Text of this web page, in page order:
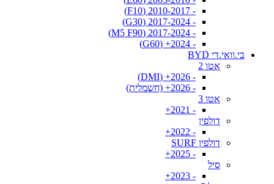
- 2010-2017 (F10)
- 2017-2024 (G30)
- 2017-2024 (M5 F90)
- 2024+ (G60)
בי.וואי.די BYD
אטו 2
- 2026+ (DMI)
- 2026+ (חשמלית)
אטו 3
- 2021+
דולפין
- 2022+
דולפין SURF
- 2025+
סיל
- 2023+